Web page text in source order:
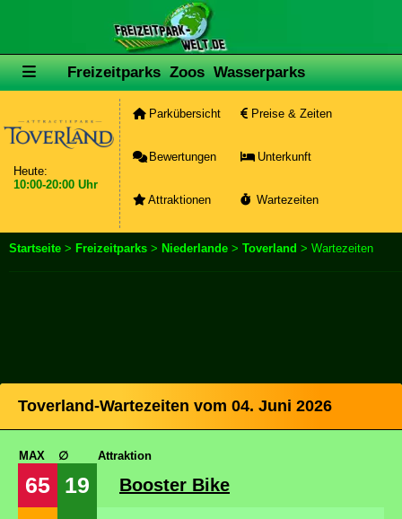
Freizeitparks Zoos Wasserparks
Heute:
10:00-20:00 Uhr
Parkübersicht Preise & Zeiten
Bewertungen Unterkunft
Attraktionen Wartezeiten
Startseite > Freizeitparks > Niederlande > Toverland > Wartezeiten
Toverland-Wartezeiten vom 04. Juni 2026
MAX ∅ Attraktion
65 19 Booster Bike